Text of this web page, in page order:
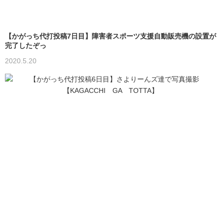
【かがっち代打投稿7日目】障害者スポーツ支援自動販売機の設置が
完了したぞっ
2020.5.20